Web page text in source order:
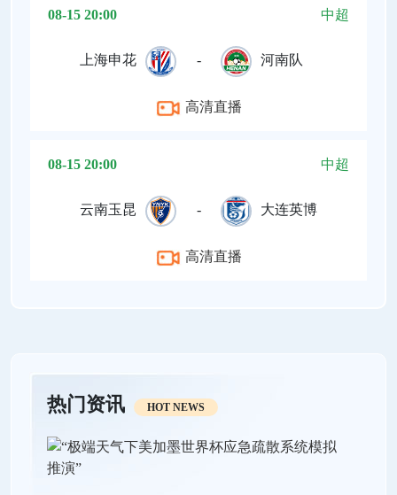
08-15 20:00 中超
上海申花 - 河南队
高清直播
08-15 20:00 中超
云南玉昆 - 大连英博
高清直播
热门资讯 HOT NEWS